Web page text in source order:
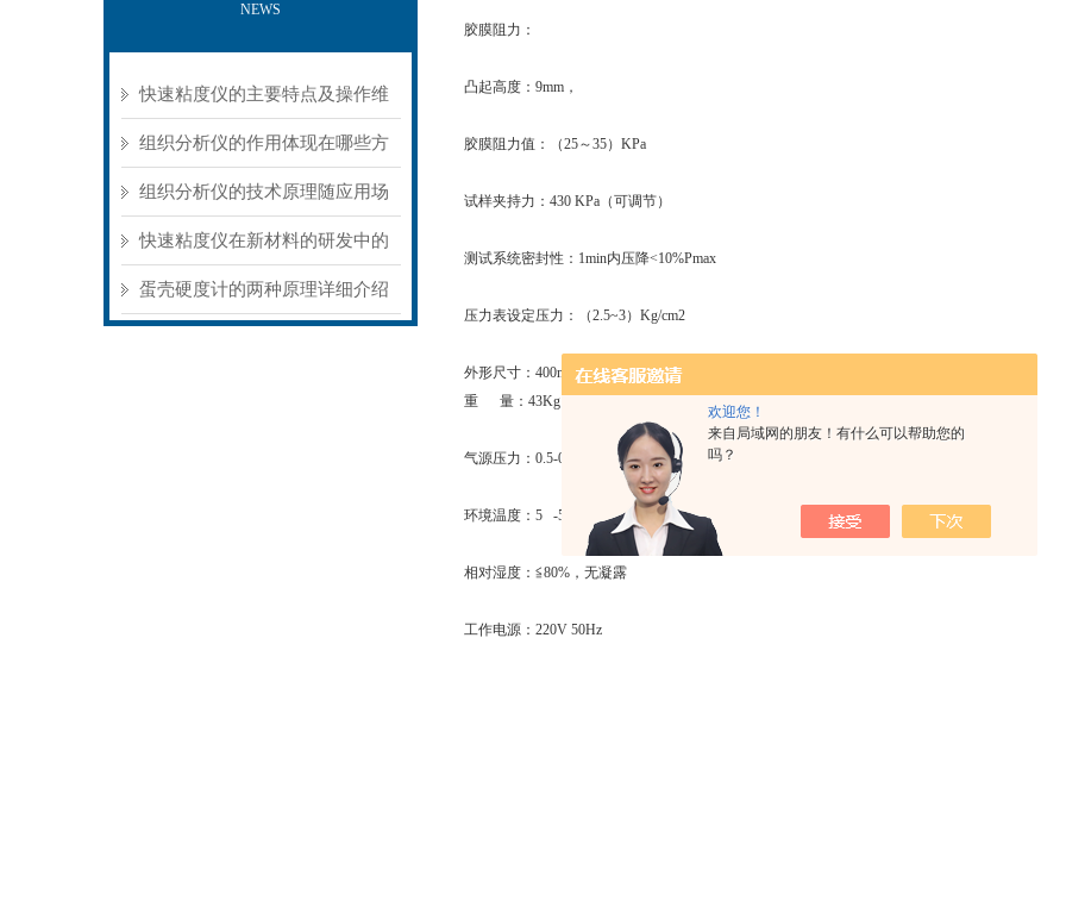
欢迎您！
来自局域网的朋友！有什么可以帮助您的
吗？
NEWS
快速粘度仪的主要特点及操作维
护方式
组织分析仪的作用体现在哪些方
面？
组织分析仪的技术原理随应用场
景不同存在明显差异
快速粘度仪在新材料的研发中的
应用
蛋壳硬度计的两种原理详细介绍
胶膜阻力：
凸起高度：9mm，
胶膜阻力值：（25～35）KPa
试样夹持力：430 KPa（可调节）
测试系统密封性：1min内压降<10%Pmax
压力表设定压力：（2.5~3）Kg/cm2
外形尺寸：400mm×350mm×500mm(长宽高)
重 量：43Kg
气源压力：0.5-0.7MPa (气源用户自备)
环境温度：5 -50℃
相对湿度：≦80%，无凝露
工作电源：220V 50Hz